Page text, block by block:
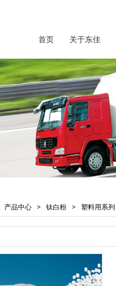
首页 关于东佳
产品中心 > 钛白粉 > 塑料用系列